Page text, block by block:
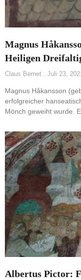
Magnus
Heiligen
Claus Bernet Juli 23,
Magnus Håkansson
erfolgreicher
Mönch geweiht wurde.
Albertus Pictor: